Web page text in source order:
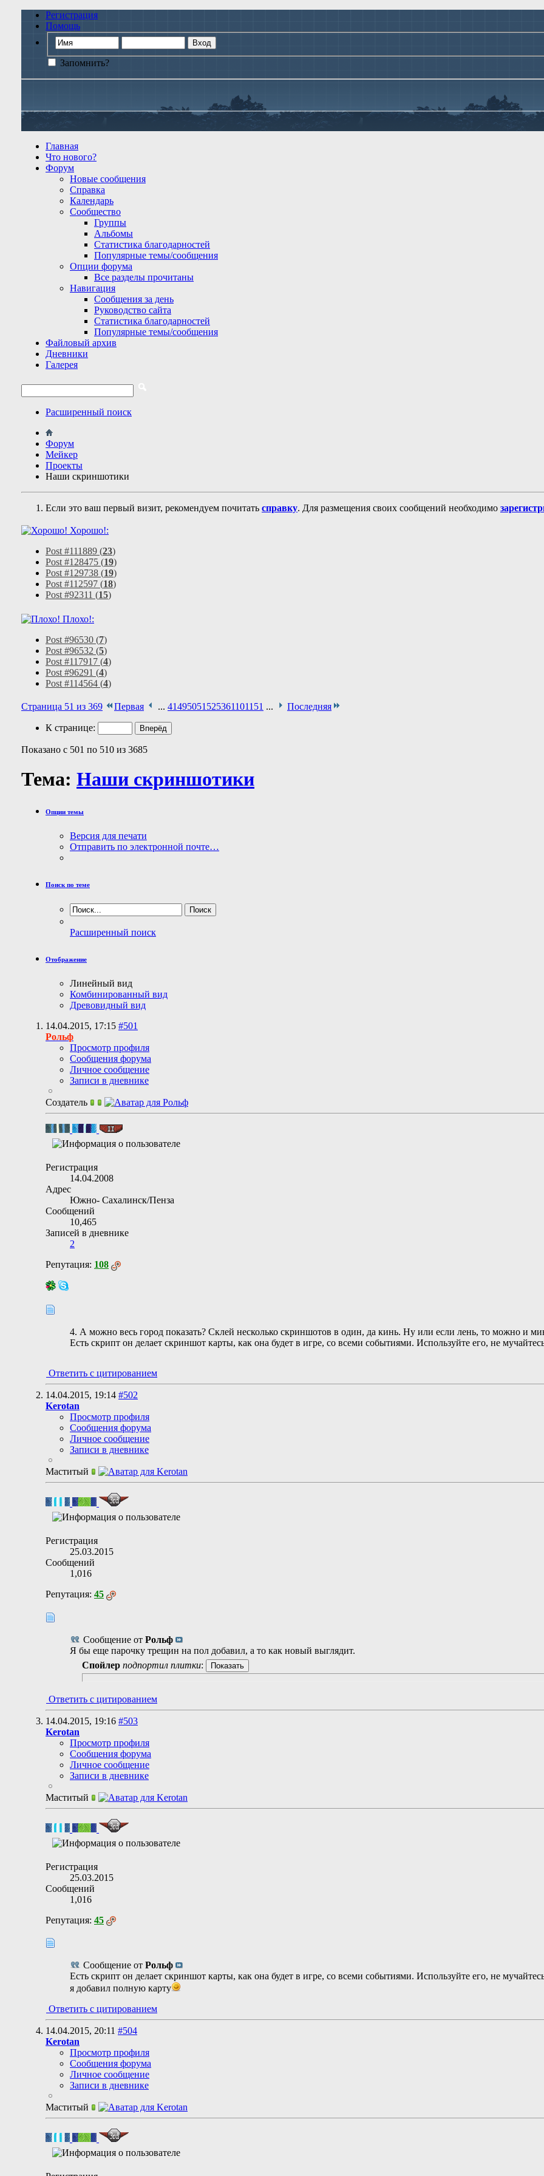
Регистрация
Помощь
Запомнить?
Главная
Что нового?
Форум
Новые сообщения
Справка
Календарь
Сообщество
Группы
Альбомы
Статистика благодарностей
Популярные темы/сообщения
Опции форума
Все разделы прочитаны
Навигация
Сообщения за день
Руководство сайта
Статистика благодарностей
Популярные темы/сообщения
Файловый архив
Дневники
Галерея
Расширенный поиск
Форум
Мейкер
Проекты
Наши скриншотики
Если это ваш первый визит, рекомендуем почитать справку. Для размещения своих сообщений необходимо
Хорошо!:
Post #111889 (23)
Post #128475 (19)
Post #129738 (19)
Post #112597 (18)
Post #92311 (15)
Плохо!:
Post #96530 (7)
Post #96532 (5)
Post #117917 (4)
Post #96291 (4)
Post #114564 (4)
Страница 51 из 369 Первая ... 41495051 525361101151 ... Последняя
К странице:
Показано с 501 по 510 из 3685
Тема: Наши скриншотики
Опции темы
Версия для печати
Отправить по электронной почте…
Поиск по теме
Расширенный поиск
Отображение
Линейный вид
Комбинированный вид
Древовидный вид
14.04.2015, 17:15 #501
Рольф
Просмотр профиля
Сообщения форума
Личное сообщение
Записи в дневнике
Создатель
Регистрация
14.04.2008
Адрес
Южно- Сахалинск/Пенза
Сообщений
10,465
Записей в дневнике
2
Репутация: 108
4. А можно весь город показать? Склей несколько скриншотов в один, да кинь. Ну или если лень, то можно и
Есть скрипт он делает скриншот карты, как она будет в игре, со всеми событиями. Используйте его, не
Ответить с цитированием
14.04.2015, 19:14 #502
Kerotan
Просмотр профиля
Сообщения форума
Личное сообщение
Записи в дневнике
Маститый
Регистрация
25.03.2015
Сообщений
1,016
Репутация: 45
Сообщение от Рольф
Я бы еще парочку трещин на пол добавил, а то как новый выглядит.
Спойлер подпортил плитки:
Ответить с цитированием
14.04.2015, 19:16 #503
Kerotan
Просмотр профиля
Сообщения форума
Личное сообщение
Записи в дневнике
Маститый
Регистрация
25.03.2015
Сообщений
1,016
Репутация: 45
Сообщение от Рольф
Есть скрипт он делает скриншот карты, как она будет в игре, со всеми событиями. Используйте его, не
я добавил полную карту
Ответить с цитированием
14.04.2015, 20:11 #504
Kerotan
Просмотр профиля
Сообщения форума
Личное сообщение
Записи в дневнике
Маститый